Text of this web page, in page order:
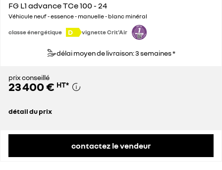
FG L1 advance TCe 100 - 24
Véhicule neuf - essence - manuelle - blanc minéral
classe énergétique D vignette Crit'Air
délai moyen de livraison: 3 semaines *
prix conseillé
23 400 € HT*
détail du prix
contactez le vendeur